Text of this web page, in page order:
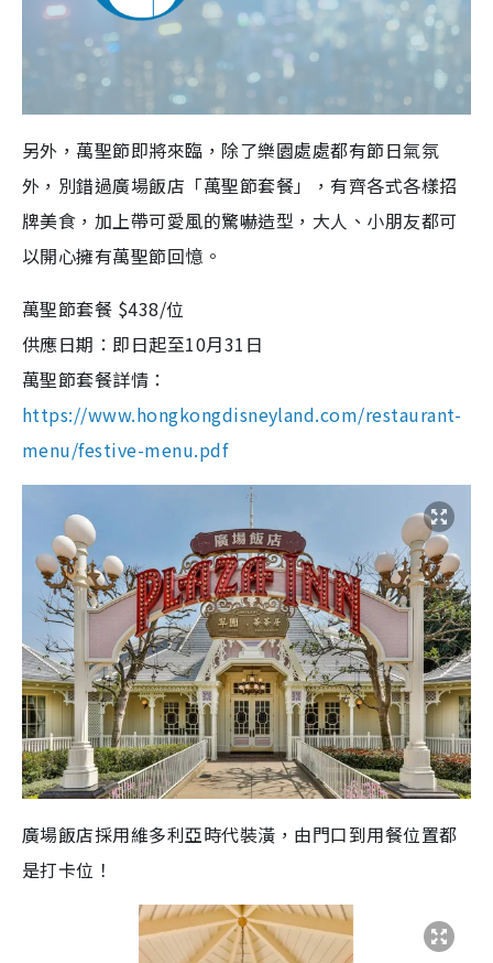
另外，萬聖節即將來臨，除了樂園處處都有節日氣氛
外，別錯過廣場飯店「萬聖節套餐」，有齊各式各樣招
牌美食，加上帶可愛風的驚嚇造型，大人、小朋友都可
以開心擁有萬聖節回憶。
萬聖節套餐 $438/位
供應日期：即日起至10月31日
萬聖節套餐詳情：
https://www.hongkongdisneyland.com/restaurant-
menu/festive-menu.pdf
廣場飯店採用維多利亞時代裝潢，由門口到用餐位置都
是打卡位！